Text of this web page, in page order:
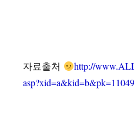
자료출처
http://